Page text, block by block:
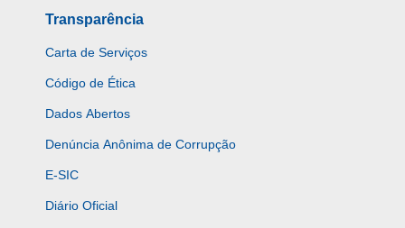
Transparência
Carta de Serviços
Código de Ética
Dados Abertos
Denúncia Anônima de Corrupção
E-SIC
Diário Oficial